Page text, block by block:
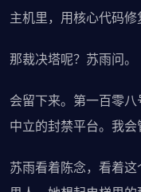
主机里，用核心代码修
那裁决塔呢？苏雨问。
会留下来。第一百零
中立的封禁平台。我会
苏雨看着陈念，看着